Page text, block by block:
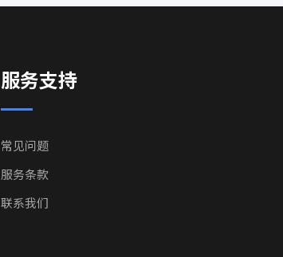
服务支持
常见问题
服务条款
联系我们